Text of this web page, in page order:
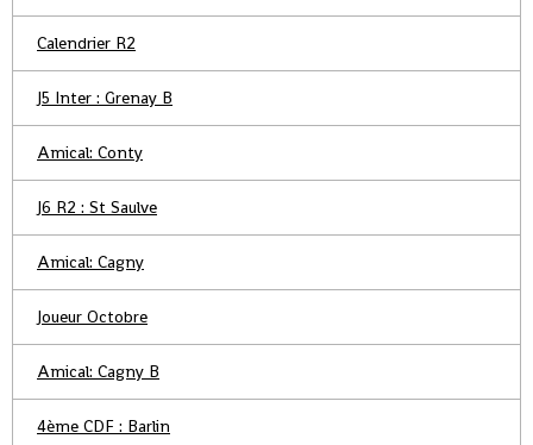
Calendrier R2
J5 Inter : Grenay B
Amical: Conty
J6 R2 : St Saulve
Amical: Cagny
Joueur Octobre
Amical: Cagny B
4ème CDF : Barlin